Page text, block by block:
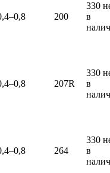
200
330
в
207R
330
в
264
330
в